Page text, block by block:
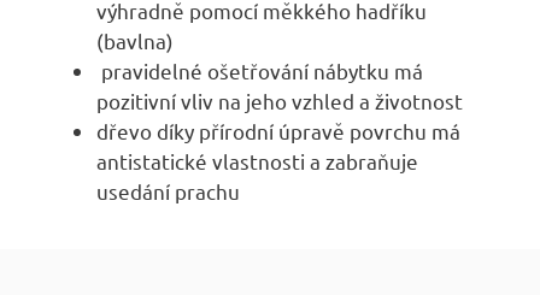
výhradně pomocí měkkého hadříku
(bavlna)
pravidelné ošetřování nábytku má
pozitivní vliv na jeho vzhled a životnost
dřevo díky přírodní úpravě povrchu má
antistatické vlastnosti a zabraňuje
usedání prachu